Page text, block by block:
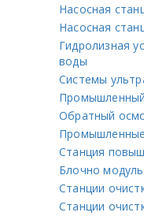
Насосная
Насосная
Гидролизная
воды
Системы
Обратный
Станция
Блочно
Станции
Станции